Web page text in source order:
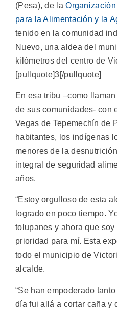
(Pesa), de la
para la Alimentación y la
tenido en la comunidad
Nuevo, una aldea del
kilómetros del centro de
[pullquote]3[/pullquote]
En esa tribu –como
de sus comunidades- con
Vegas de Tepemechín de
habitantes, los indígenas
menores de la
integral de seguridad
años.
“Estoy orgulloso de esta
logrado en poco tiempo.
tolupanes y ahora que
prioridad para mí. Esta
todo el municipio de
alcalde.
“Se han empoderado
día fui allá a cortar caña y